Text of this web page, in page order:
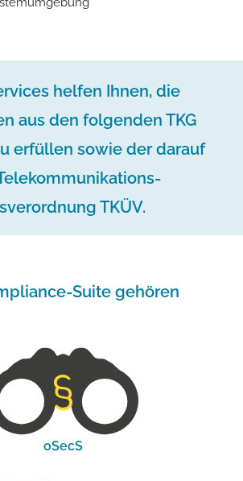
helfen Ihnen, die
aus den folgenden TKG
erfüllen sowie der darauf
TKÜV.
Suite gehören
oSecS